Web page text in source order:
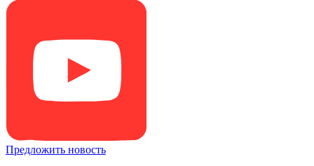
Предложить новость